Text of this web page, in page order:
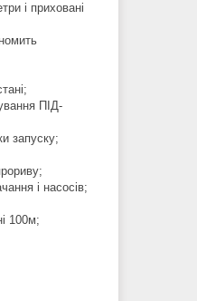
і приховані
ПІД-
запуску;
і насосів;
100м;